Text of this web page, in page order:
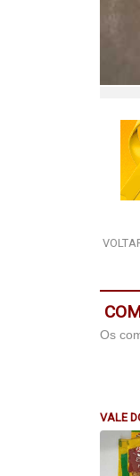
Os
VALE